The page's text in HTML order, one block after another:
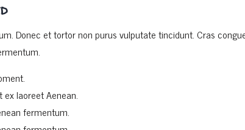
Donec et tortor non purus vulputate tincidunt. Cras
ex laoreet Aenean.
fermentum.